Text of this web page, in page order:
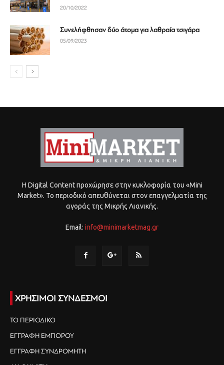
20/10/2022
Συνελήφθησαν δύο άτομα για λαθραία τσιγάρα
05/09/2023
Η Digital Content προχώρησε στην κυκλοφορία του «Mini
Market». Το περιοδικό απευθύνεται στον επαγγελματία της
αγοράς της Μικρής Λιανικής.
Email: info@minimarketmag.gr
ΧΡΗΣΙΜΟΙ ΣΥΝΔΕΣΜΟΙ
ΤΟ ΠΕΡΙΟΔΙΚΟ
ΕΓΓΡΑΦΗ ΕΜΠΟΡΟΥ
ΕΓΓΡΑΦΗ ΣΥΝΔΡΟΜΗΤΗ